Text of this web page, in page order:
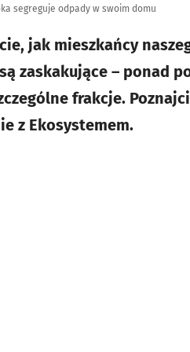
segreguje odpady w swoim domu
jak mieszkańcy
zaskakujące – ponad
frakcje.
z Ekosystemem.